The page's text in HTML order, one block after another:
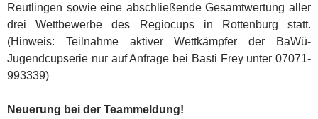
Reutlingen sowie eine abschließende Gesamtwertung aller
drei Wettbewerbe des Regiocups in Rottenburg statt.
(Hinweis: Teilnahme aktiver Wettkämpfer der BaWü-
Jugendcupserie nur auf Anfrage bei Basti Frey unter 07071-
993339)
Neuerung bei der Teammeldung!